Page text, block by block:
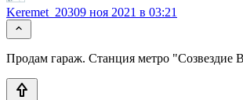
Keremet_20309 ноя 2021 в 03:21
Продам гараж. Станция метро "Созвездие